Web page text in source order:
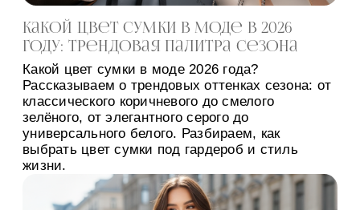
Какой цвет сумки в моде в 2026
году: трендовая палитра сезона
Какой цвет сумки в моде 2026 года?
Рассказываем о трендовых оттенках сезона: от
классического коричневого до смелого
зелёного, от элегантного серого до
универсального белого. Разбираем, как
выбрать цвет сумки под гардероб и стиль
жизни.